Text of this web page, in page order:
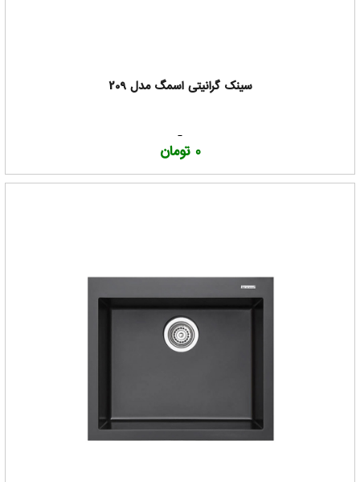
سینک گرانیتی اسمگ مدل 209
0 تومان